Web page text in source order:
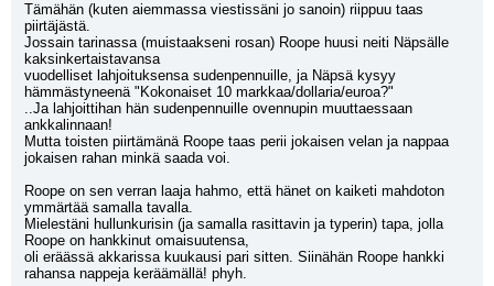
Tämähän (kuten aiemmassa viestissäni jo sanoin) riippuu taas
piirtäjästä.
Jossain tarinassa (muistaakseni rosan) Roope huusi neiti Näpsälle
kaksinkertaistavansa
vuodelliset lahjoituksensa sudenpennuille, ja Näpsä kysyy
hämmästyneenä "Kokonaiset 10 markkaa/dollaria/euroa?"
..Ja lahjoittihan hän sudenpennuille ovennupin muuttaessaan
ankkalinnaan!
Mutta toisten piirtämänä Roope taas perii jokaisen velan ja nappaa
jokaisen rahan minkä saada voi.
Roope on sen verran laaja hahmo, että hänet on kaiketi mahdoton
ymmärtää samalla tavalla.
Mielestäni hullunkurisin (ja samalla rasittavin ja typerin) tapa, jolla
Roope on hankkinut omaisuutensa,
oli eräässä akkarissa kuukausi pari sitten. Siinähän Roope hankki
rahansa nappeja keräämällä! phyh.